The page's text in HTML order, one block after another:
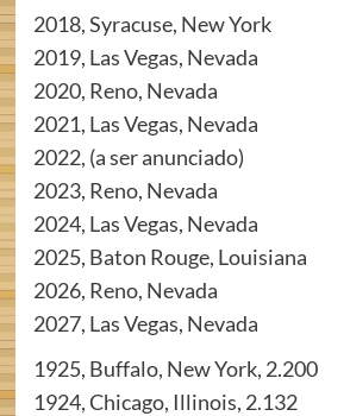
2018, Syracuse, New York
2019, Las Vegas, Nevada
2020, Reno, Nevada
2021, Las Vegas, Nevada
2022, (a ser anunciado)
2023, Reno, Nevada
2024, Las Vegas, Nevada
2025, Baton Rouge, Louisiana
2026, Reno, Nevada
2027, Las Vegas, Nevada
1925, Buffalo, New York, 2.200
1924, Chicago, Illinois, 2.132